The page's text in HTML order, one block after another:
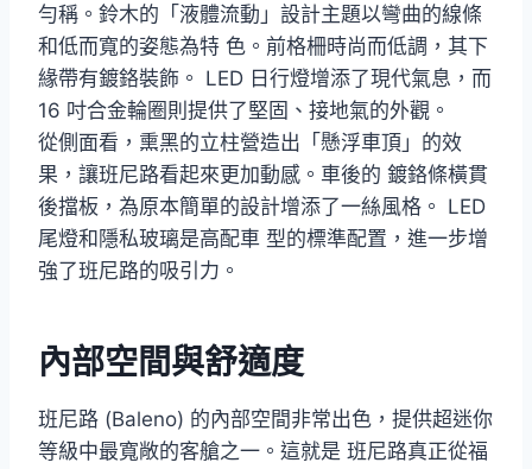
勻稱。鈴木的「液體流動」設計主題以彎曲的線條
和低而寬的姿態為特 色。前格柵時尚而低調，其下
緣帶有鍍鉻裝飾。 LED 日行燈增添了現代氣息，而
16 吋合金輪圈則提供了堅固、接地氣的外觀。
從側面看，熏黑的立柱營造出「懸浮車頂」的效
果，讓班尼路看起來更加動感。車後的 鍍鉻條橫貫
後擋板，為原本簡單的設計增添了一絲風格。 LED
尾燈和隱私玻璃是高配車 型的標準配置，進一步增
強了班尼路的吸引力。
內部空間與舒適度
班尼路 (Baleno) 的內部空間非常出色，提供超迷你
等級中最寬敞的客艙之一。這就是 班尼路真正從福